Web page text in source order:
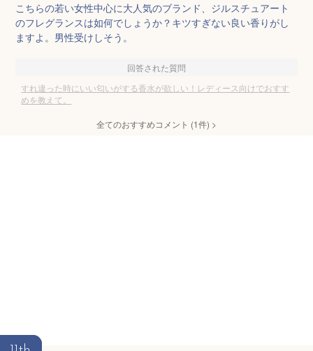
こちらの若い女性中心に大人気のブランド、ジルスチュアート
のフレグランスは如何でしょうか？キツすぎない良い香りがし
ますよ。男性受けしそう。
回答された質問
すれ違った時にいい匂いがする香水が欲しい！レディース向けでおすす
めを教えて。
全てのおすすめコメント (1件) >